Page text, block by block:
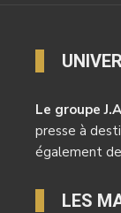
Le groupe
presse à
également
LES